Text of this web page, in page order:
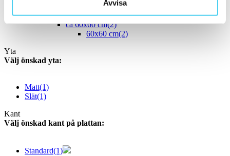
Avvisa
60x30 cm(11)
61.3x30.3 cm
ca 60x60 cm(2)
60x60 cm(2)
Yta
Välj önskad yta:
Matt(1)
Slät(1)
Kant
Välj önskad kant på plattan:
Standard(1)